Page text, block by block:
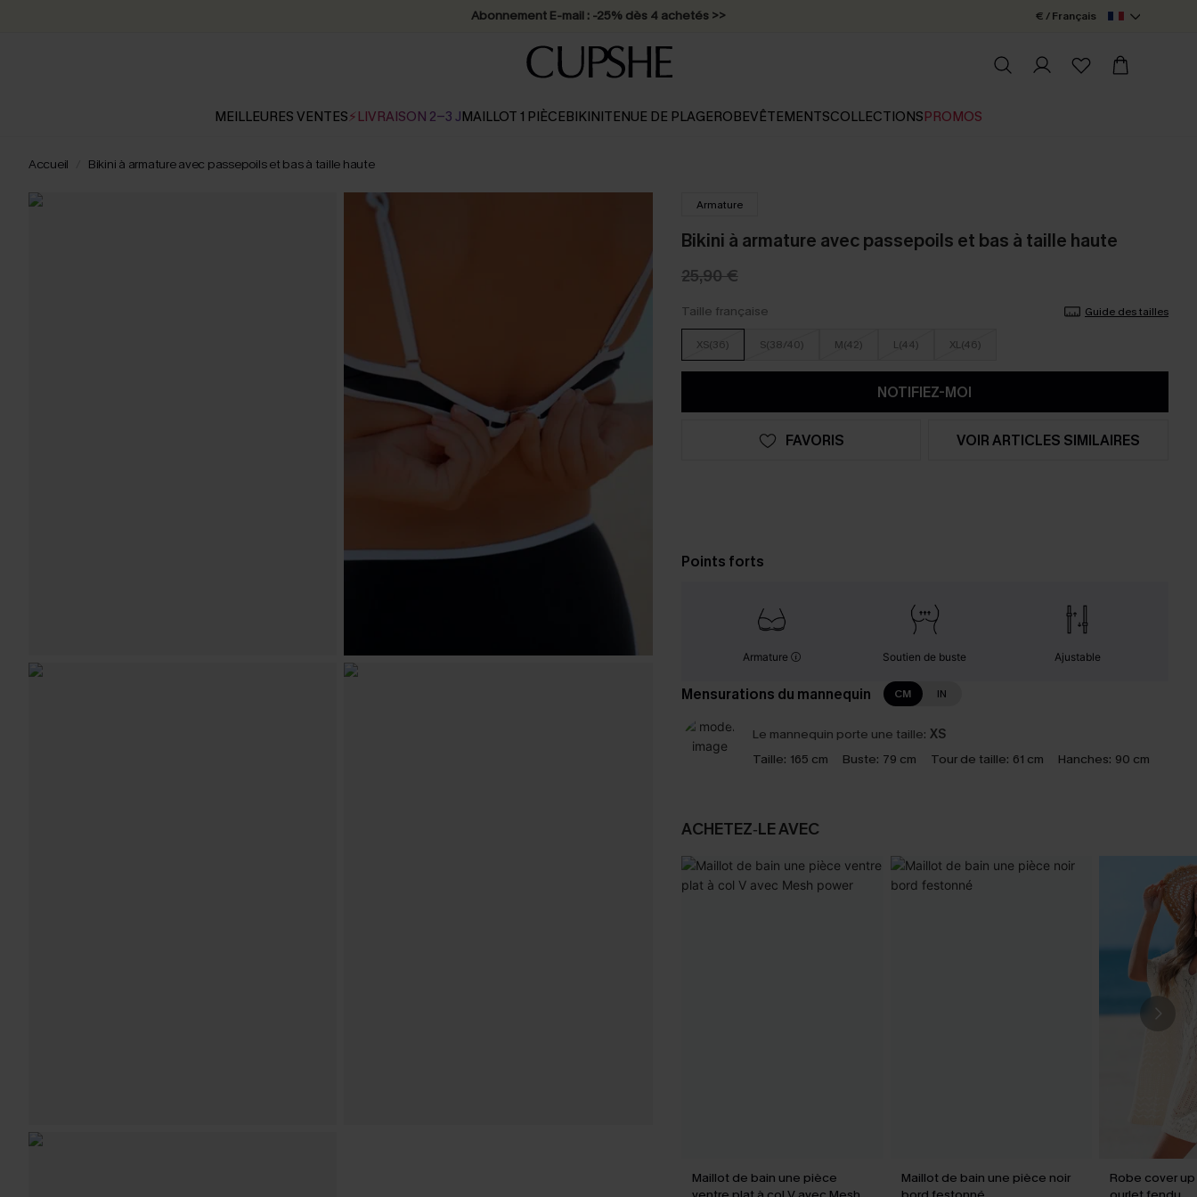
Abonnement E-mail : -25% dès 4 achetés >> € / Français
MEILLEURES VENTES⚡LIVRAISON 2-3 JMAILLOT 1 PIÈCEBIKINITENUE DE PLAGEROBEVÊTEMENTSCOLLECTIONSPROMOS
Accueil Bikini à armature avec passepoils et bas à taille haute
Armature
Bikini à armature avec passepoils et bas à taille haute
25,90 €
Taille française Guide des tailles
XS(36) S(38/40) M(42) L(44) XL(46)
NOTIFIEZ-MOI
FAVORIS VOIR ARTICLES SIMILAIRES
Points forts
Armature Soutien de buste Ajustable
Mensurations du mannequin CM IN
Le mannequin porte une taille: XS
Taille: 165 cm Buste: 79 cm Tour de taille: 61 cm Hanches: 90 cm
ACHETEZ‑LE AVEC
Maillot de bain une pièce
Maillot de bain une pièce noir
Robe cover